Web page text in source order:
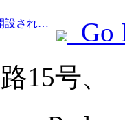
Prev:最近、多くの国際路線が開設され増加した。
Go
15号、